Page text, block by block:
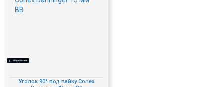
Уголок 90° под пайку Conex